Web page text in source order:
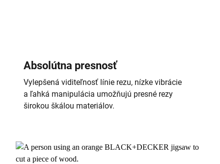
Absolútna presnosť
Vylepšená viditeľnosť línie rezu, nízke vibrácie
a ľahká manipulácia umožňujú presné rezy
širokou škálou materiálov.